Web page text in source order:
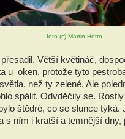
foto (c) Martin Hetto
Větší květináč,
u  oken, protože tyto
než ty zelené. Ale
spálit. Odvděčily se. Rostly
štědré, co se slunce týká.
s ním i kratší a temnější dny,